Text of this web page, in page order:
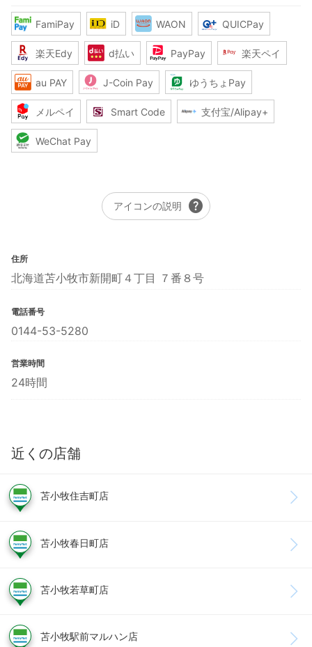
FamiPay iD WAON QUICPay
楽天Edy d払い PayPay 楽天ペイ
au PAY J-Coin Pay ゆうちょPay
メルペイ Smart Code 支付宝/Alipay+
WeChat Pay
アイコンの説明 help
住所
北海道苫小牧市新開町４丁目 ７番８号
電話番号
0144-53-5280
営業時間
24時間
近くの店舗
苫小牧住吉町店
苫小牧春日町店
苫小牧若草町店
苫小牧駅前マルハン店